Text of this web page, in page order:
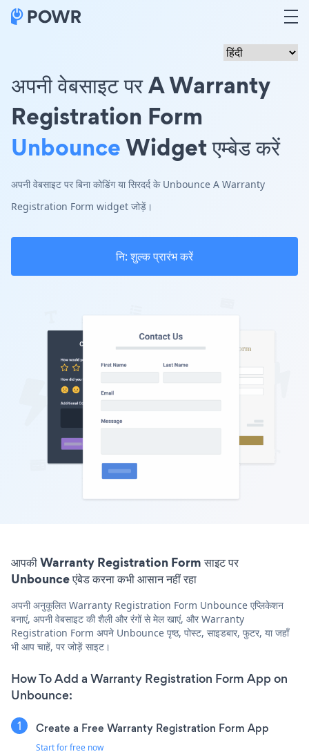
अपनी वेबसाइट पर A Warranty
Registration Form
UnbounceWidget एम्बेड करें
अपनी वेबसाइट पर बिना कोडिंग या सिरदर्द के Unbounce A Warranty
Registration Form widget जोड़ें।
नि: शुल्क प्रारंभ करें
आपकी Warranty Registration Form साइट पर
Unbounce एंबेड करना कभी आसान नहीं रहा
अपनी अनुकूलित Warranty Registration Form Unbounce एप्लिकेशन
बनाएं, अपनी वेबसाइट की शैली और रंगों से मेल खाएं, और Warranty
Registration Form अपने Unbounce पृष्ठ, पोस्ट, साइडबार, फुटर, या जहाँ
भी आप चाहें, पर जोड़ें साइट।
How To Add a Warranty Registration Form App on
Unbounce:
Create a Free Warranty Registration Form App
Start for free now